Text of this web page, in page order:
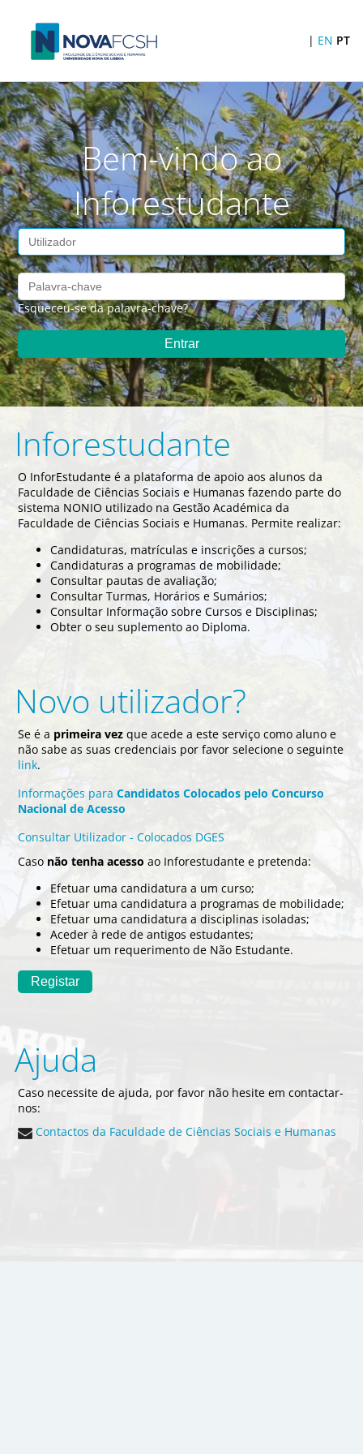
| EN PT
Bem-vindo ao
Inforestudante
Esqueceu-se da palavra-chave?
Inforestudante
O InforEstudante é a plataforma de apoio aos alunos da
Faculdade de Ciências Sociais e Humanas fazendo parte do
sistema NONIO utilizado na Gestão Académica da
Faculdade de Ciências Sociais e Humanas. Permite realizar:
Candidaturas, matrículas e inscrições a cursos;
Candidaturas a programas de mobilidade;
Consultar pautas de avaliação;
Consultar Turmas, Horários e Sumários;
Consultar Informação sobre Cursos e Disciplinas;
Obter o seu suplemento ao Diploma.
Novo utilizador?
Se é a primeira vez que acede a este serviço como aluno e
não sabe as suas credenciais por favor selecione o seguinte
link.
Informações para Candidatos Colocados pelo Concurso
Nacional de Acesso
Consultar Utilizador - Colocados DGES
Caso não tenha acesso ao Inforestudante e pretenda:
Efetuar uma candidatura a um curso;
Efetuar uma candidatura a programas de mobilidade;
Efetuar uma candidatura a disciplinas isoladas;
Aceder à rede de antigos estudantes;
Efetuar um requerimento de Não Estudante.
Ajuda
Caso necessite de ajuda, por favor não hesite em contactar-
nos:
Contactos da Faculdade de Ciências Sociais e Humanas